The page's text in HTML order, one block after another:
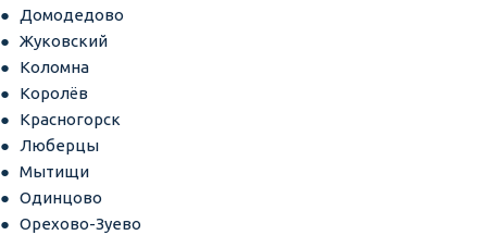
Домодедово
Жуковский
Коломна
Королёв
Красногорск
Люберцы
Мытищи
Одинцово
Орехово-Зуево